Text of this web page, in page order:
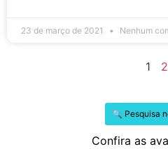
23 de março de 2021 Nenhum
1 2
🔍 Pesquisa
Confira as